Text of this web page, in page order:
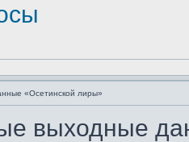
«Осетинской лиры»
выходные